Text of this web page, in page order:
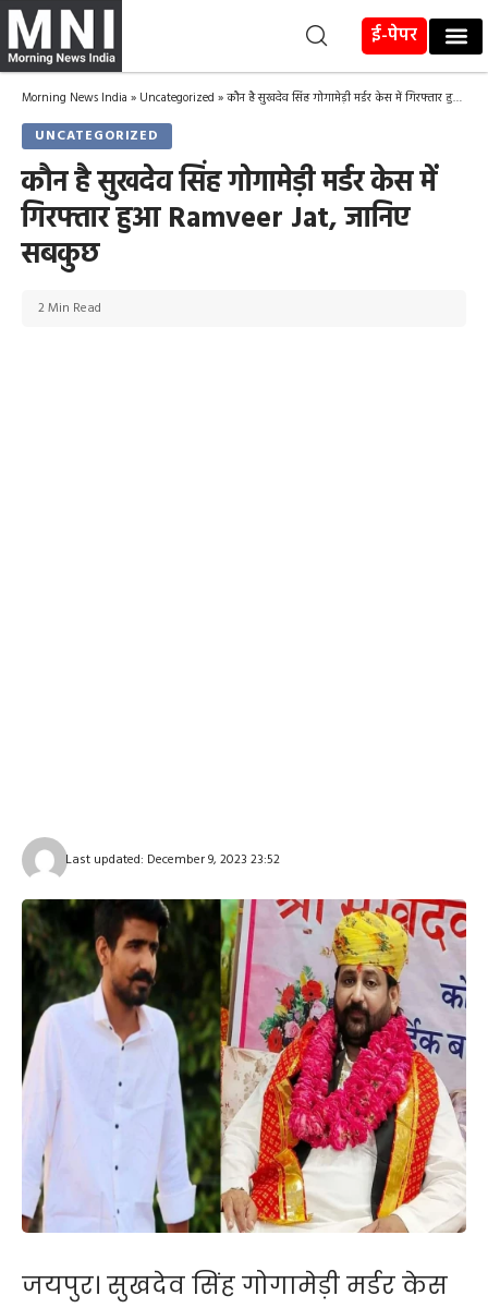
ई-पेपर
Morning News India » Uncategorized »कौन है सुखदेव सिंह गोगामेड़ी मर्डर केस में गिरफ्तार हुआ Ramveer Jat, जानिए सबकुछ
UNCATEGORIZED
कौन है सुखदेव सिंह गोगामेड़ी मर्डर केस में
गिरफ्तार हुआ Ramveer Jat, जानिए
सबकुछ
Last updated: December 9, 2023 23:52
2 Min Read
जयपुर। सुखदेव सिंह गोगामेड़ी मर्डर केस